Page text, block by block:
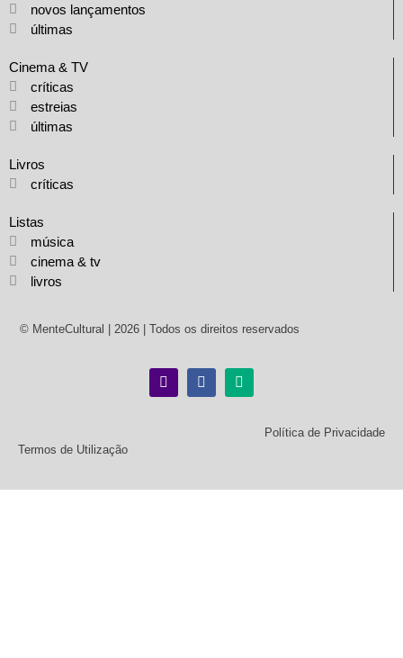
novos lançamentos
últimas
Cinema & TV
críticas
estreias
últimas
Livros
críticas
Listas
música
cinema & tv
livros
© MenteCultural | 2026 | Todos os direitos reservados
Política de Privacidade
Termos de Utilização